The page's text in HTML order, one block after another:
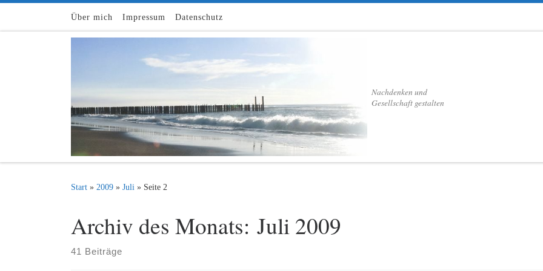
Zum Inhalt springen
Über mich Impressum Datenschutz
Nachdenken und
Gesellschaft gestalten
Start » 2009 » Juli » Seite 2
Archiv des Monats: Juli 2009
41 Beiträge